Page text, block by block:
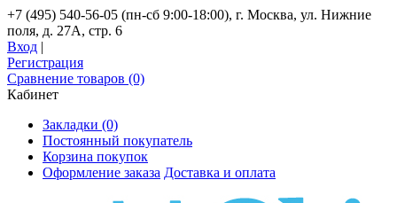
+7 (495) 540-56-05 (пн-сб 9:00-18:00), г. Москва, ул. Нижние
поля, д. 27А, стр. 6
Вход |
Регистрация
Сравнение товаров (0)
Кабинет
Закладки (0)
Постоянный покупатель
Корзина покупок
Оформление заказа Доставка и оплата